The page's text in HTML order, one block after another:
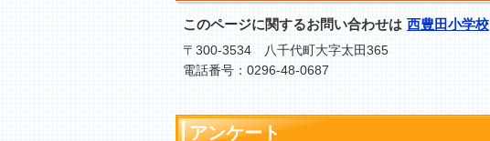
このページに関するお問い合わせは 西豊田小学校
〒300-3534 八千代町大字太田365
電話番号：0296-48-0687
アンケート